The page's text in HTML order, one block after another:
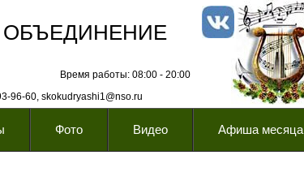
ОБЪЕДИНЕНИЕ
96-60, skokudryashi1@nso.ru
Время работы: 08:00 - 20:00
Фото Видео Афиша месяца